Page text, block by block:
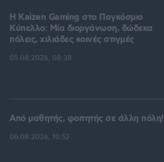
H Kaizen Gaming στο Παγκόσμιο
Kύπελλο: Μία διοργάνωση, δώδεκα
πόλεις, χιλιάδες κοινές στιγμές
05.08.2026, 08:38
Από μαθητής, φοιτητής σε άλλη πόλη!
06.08.2026, 10:52